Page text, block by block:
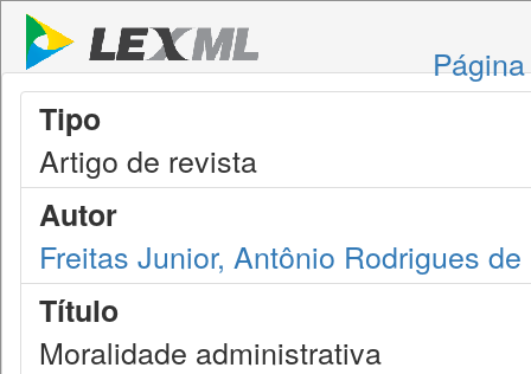
Tipo
Artigo de revista
Autor
Freitas Junior, Antônio Rodrigues de
Título
Moralidade administrativa